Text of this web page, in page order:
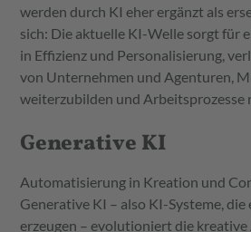
werden durch KI eher ergänzt als
sich: Die aktuelle KI-Welle sorgt für
in Effizienz und Personalisierung,
von Unternehmen und Agenturen,
weiterzubilden und Arbeitsprozesse
Generative KI
Automatisierung in Kreation und
Generative KI – also KI-Systeme,
erzeugen – evolutioniert die